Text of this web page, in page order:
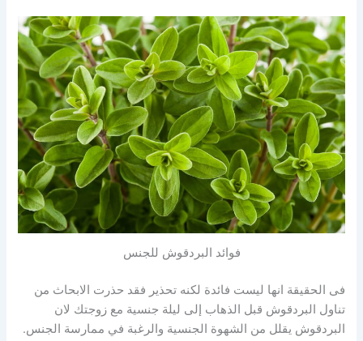
فوائد البردقوش للجنس
فى الحقيقة انها ليست فائدة لكنه تحذير فقد حذرت الابحاث من
تناول البردقوش قبل الذهاب إلى ليلة جنسية مع زوجتك لان
البردقوش يقلل من الشهوة الجنسية والرغبة في ممارسة الجنس.